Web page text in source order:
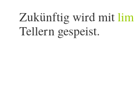
Zukünftig wird mit
Tellern gespeist.